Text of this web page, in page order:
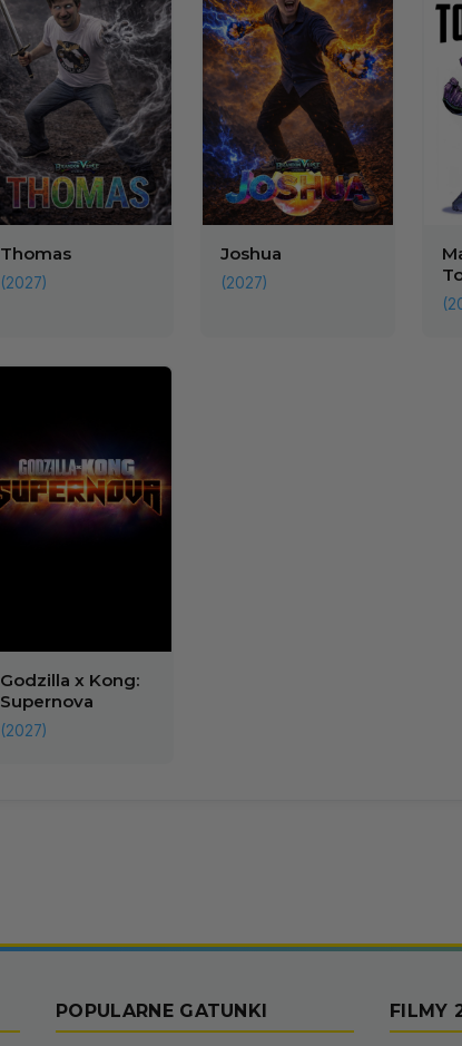
Thomas
(2027)
Joshua
(2027)
Godzilla x Kong:
Supernova
(2027)
POPULARNE GATUNKI FILMY